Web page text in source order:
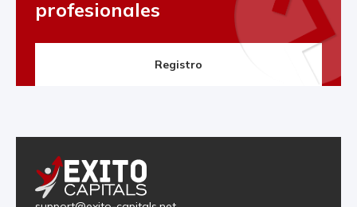
profesionales
Registro